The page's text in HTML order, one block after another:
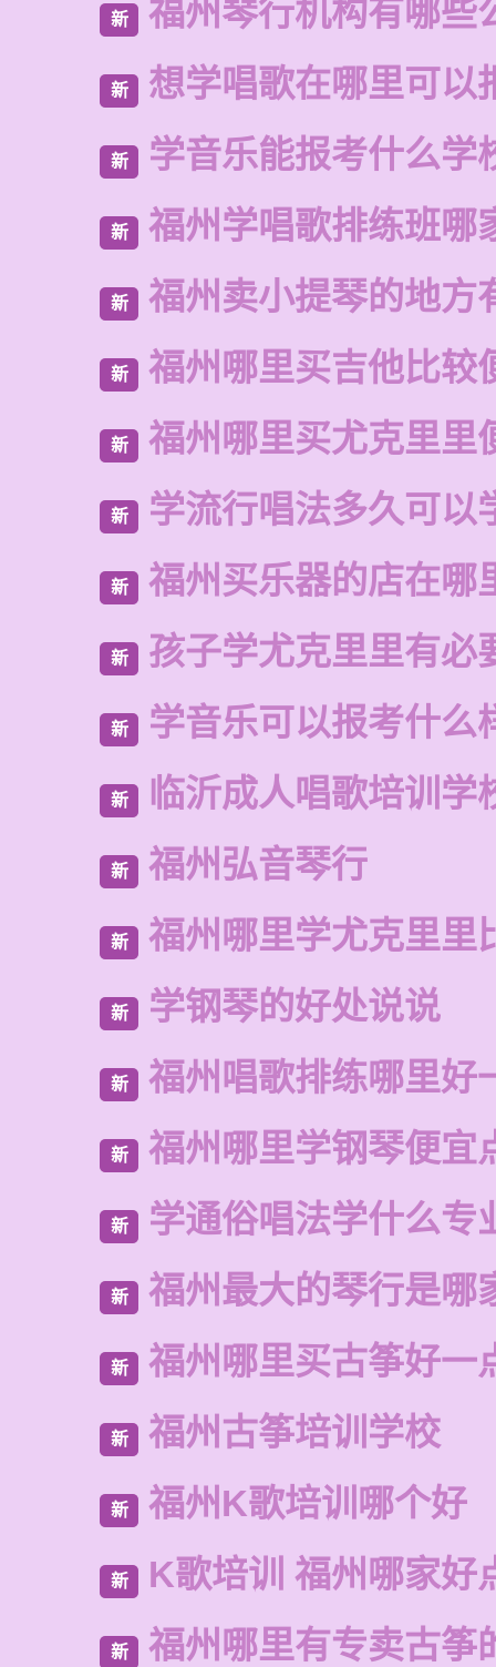
新 福州琴行机构有哪些
新 想学唱歌在哪里可以
新 学音乐能报考什么学
新 福州学唱歌排练班哪
新 福州卖小提琴的地方
新 福州哪里买吉他比较
新 福州哪里买尤克里里
新 学流行唱法多久可以
新 福州买乐器的店在哪
新 孩子学尤克里里有必
新 学音乐可以报考什么
新 临沂成人唱歌培训学
新 福州弘音琴行
新 福州哪里学尤克里里
新 学钢琴的好处说说
新 福州唱歌排练哪里好
新 福州哪里学钢琴便宜
新 学通俗唱法学什么专
新 福州最大的琴行是哪
新 福州哪里买古筝好一
新 福州古筝培训学校
新 福州K歌培训哪个好
新 K歌培训 福州哪家好
新 福州哪里有专卖古筝